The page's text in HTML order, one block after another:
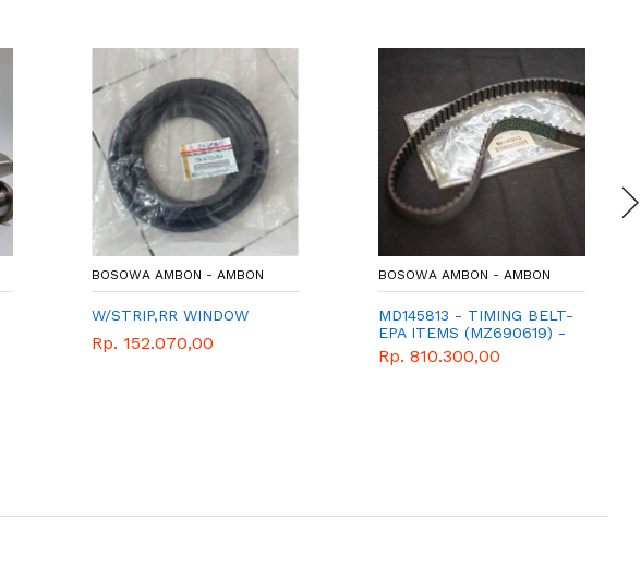
BOSOWA AMBON - AMBON
W/STRIP,RR WINDOW
Rp. 152.070,00
BOSOWA AMBON - AMBON
MD145813 - TIMING BELT-
EPA ITEMS (MZ690619) -
GENUINE SPAREPART
MITSUBISHI T120SS
Rp. 810.300,00